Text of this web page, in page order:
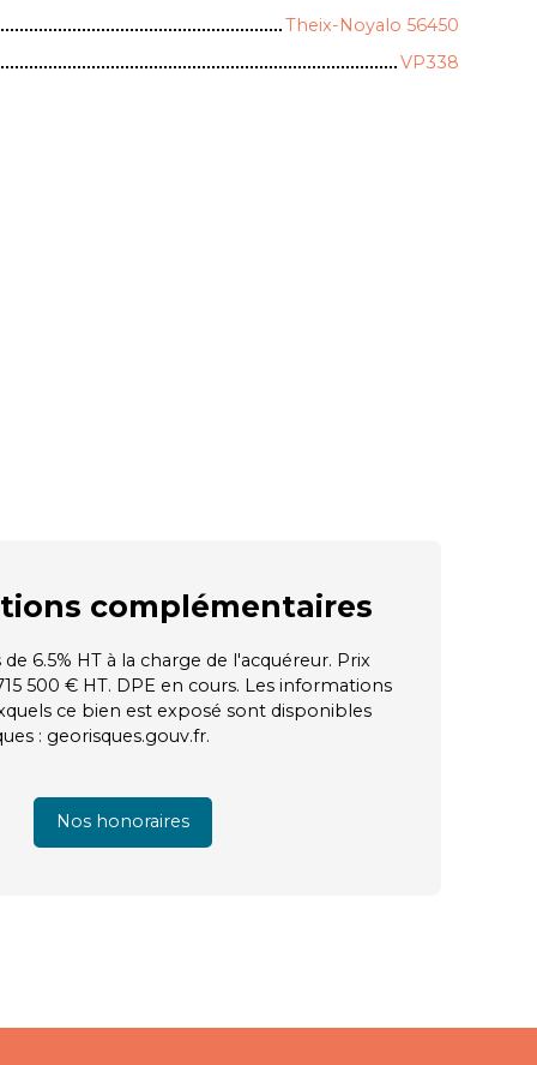
Theix-Noyalo 56450
VP338
complémentaires
6.5% HT à la charge de l'acquéreur. Prix
500 € HT. DPE en cours. Les informations
ce bien est exposé sont disponibles
: georisques.gouv.fr.
Nos honoraires